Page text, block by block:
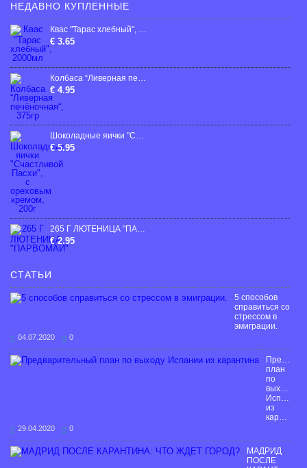
НЕДАВНО КУПЛЕННЫЕ
Квас "Тарас хлебный", 2000мл
€ 3.65
Колбаса “Ливерная печёночная“, 375гp
€ 4.95
Шоколадные яички "Счастливой Пасхи", с ореховым кремом, 200г
€ 5.95
265 Г ЛЮТЕНИЦА "ПАРВОМАЙ"
€ 2.95
СТАТЬИ
5 способов
справиться со
стрессом в
эмиграции.
04.07.2020 0
план
по
выходу
Испании
из
карантина
29.04.2020 0
МАДРИД
ПОСЛЕ